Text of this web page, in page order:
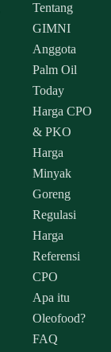
Tentang
GIMNI
Anggota
Palm Oil
Today
Harga CPO
& PKO
Harga
Minyak
Goreng
Regulasi
Harga
Referensi
CPO
Apa itu
Oleofood?
FAQ